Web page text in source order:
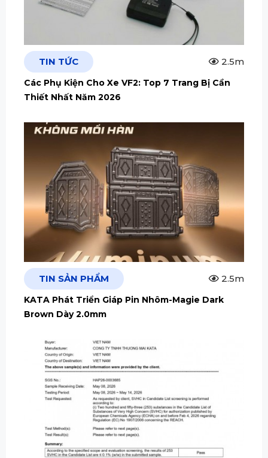
TIN TỨC 2.5m
Các Phụ Kiện Cho Xe VF2: Top 7 Trang Bị Cần
Thiết Nhất Năm 2026
TIN SẢN PHẨM 2.5m
KATA Phát Triển Giáp Pin Nhôm-Magie Dark
Brown Dày 2.0mm